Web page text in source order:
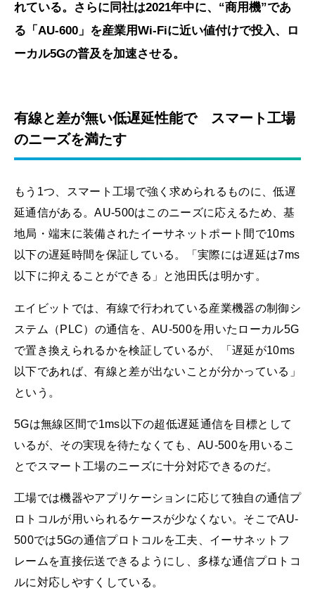
れている。さらに同社は2021年中に、“商用機”であ
る「AU-600」を産業用Wi-Fiに近い値付けで投入、ロ
ーカル5Gの普及を加速させる。
有線と差が無い低遅延性能で スマート工場
のニーズを満たす
もう1つ、スマート工場で強く求められるものに、低遅
延通信がある。AU-500はこのニーズに応えるため、基
地局・端末に装備されたイーサネットポート間で10ms
以下の遅延時間を保証している。「実際には遅延は7ms
以下に抑えることができる」と池田氏は明かす。
エイビットでは、有線で行われている産業機器の制御シ
ステム（PLC）の通信を、AU-500を用いたローカル5G
で置き換えられるかを検証しているが、「遅延が10ms
以下であれば、有線と差が出ないことが分かっている」
という。
5Gは無線区間で1ms以下の超低遅延通信を目標として
いるが、その実現を待たなくても、AU-500を用いるこ
とでスマート工場のニーズに十分対応できるのだ。
工場では機器やアプリケーションに応じて独自の通信プ
ロトコルが用いられるケースが少なくない。そこでAU-
500では5Gの通信プロトコルを工夫、イーサネットフ
レームを直接伝送できるようにし、多様な通信プロトコ
ルに対応しやすくしている。